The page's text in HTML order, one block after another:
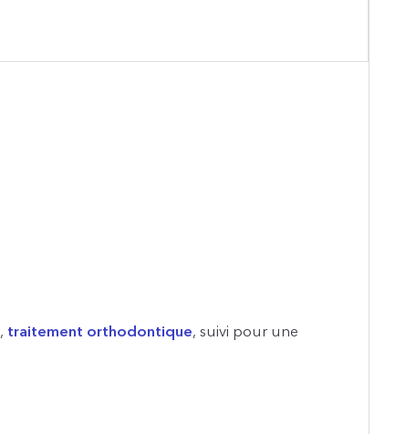
, traitement orthodontique, suivi pour une